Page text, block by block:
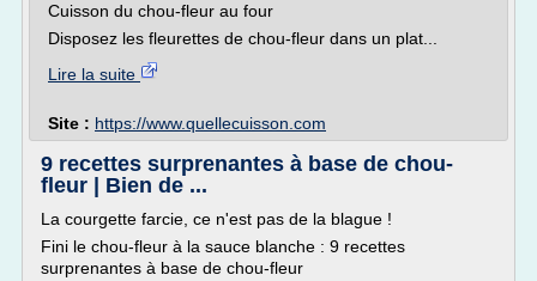
Cuisson du chou-fleur au four
Disposez les fleurettes de chou-fleur dans un plat...
Lire la suite
Site : https://www.quellecuisson.com
9 recettes surprenantes à base de chou-
fleur | Bien de ...
La courgette farcie, ce n'est pas de la blague !
Fini le chou-fleur à la sauce blanche : 9 recettes
surprenantes à base de chou-fleur